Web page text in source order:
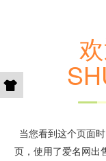
当您看到这个页面
页，使用了爱名网出